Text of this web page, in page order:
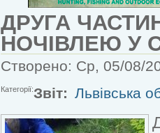
ДРУГА
НОЧІВЛЕЮ У
Створено: Ср, 05/08/
Категорії:Звіт: Львівська